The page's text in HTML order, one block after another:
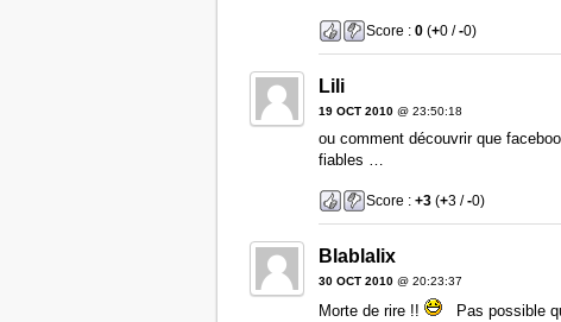
Score : 0(+0 /-0)
Lili
19 OCT 2010@ 23:50:18
ou comment découvrir que
fiables …
Score : +3(+3 /-0)
Blablalix
30 OCT 2010@ 20:23:37
Morte de rire !!
Pas possible